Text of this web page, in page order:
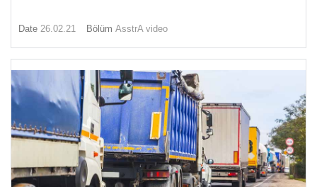
Date 26.02.21 Bölüm AsstrA video